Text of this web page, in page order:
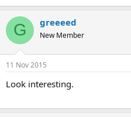
G greeeed
New Member
11 Nov 2015
Look interesting.